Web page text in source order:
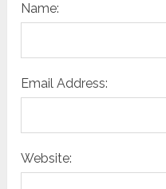
Name:
Email Address:
Website: